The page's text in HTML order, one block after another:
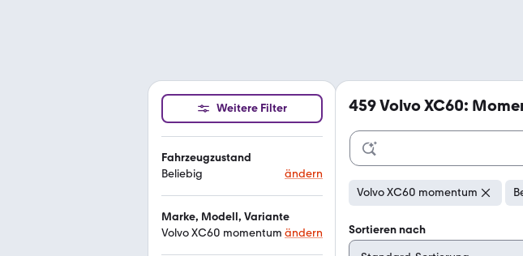
Weitere Filter
Fahrzeugzustand
Beliebig
ändern
Marke, Modell, Variante
Volvo XC60 momentum ändern
459Volvo XC60:
Volvo XC60 momentum
Sortieren nach